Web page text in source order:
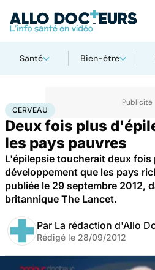
Santé Bien-être
AccueilSanté Maladies
CERVEAU
Deux fois plus
les pays pauvres
L'épilepsie toucherait deux fois
développement que les pays
publiée le 29 septembre 2012,
britannique The Lancet.
Par La rédaction d'Allo
Rédigé le 28/09/2012